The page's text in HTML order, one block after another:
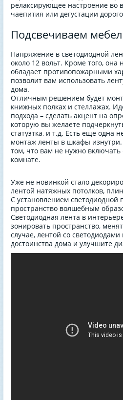
релаксирующее настроение во
чаепития или дегустации
Подсвечиваем
Напряжение в светодиодной
около 12 вольт. Кроме того, она
обладает противопожарными
позволит вам использовать
дома.
Отличным решением будет
книжных полках и стеллажах.
подхода – сделать акцент на
которую вы желаете
статуэтка, и т.д. Есть еще одна
монтаж ленты в шкафы изнутри.
том, что вам не нужно включать
комнате.
Уже не новинкой стало
лентой натяжных потолков,
С установлением светодиодной
пространство волшебным
Светодиодная лента в
зонировать пространство,
случае, лентой со
достоинства дома и улучшите